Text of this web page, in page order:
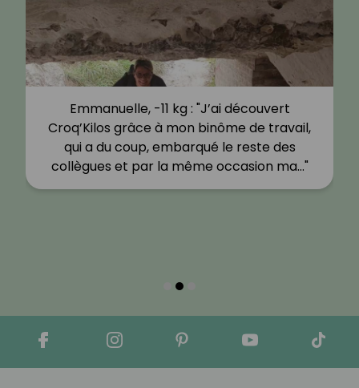
Emmanuelle, -11 kg : "J’ai découvert
Croq’Kilos grâce à mon binôme de travail,
qui a du coup, embarqué le reste des
collègues et par la même occasion ma…"